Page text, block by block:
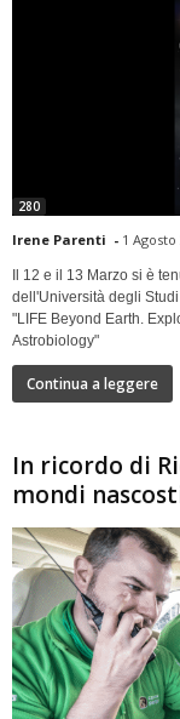
280
Irene Parenti - 1 Agosto
Il 12 e il 13 Marzo si è
dell'Università degli
"LIFE Beyond Earth.
Astrobiology"
Continua a leggere
In ricordo di
mondi